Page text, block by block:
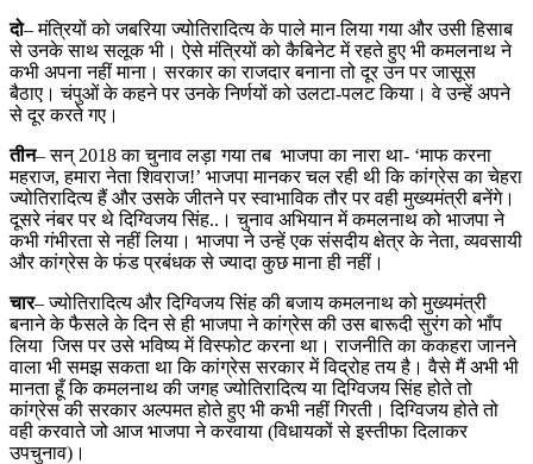
दो– मंत्रियों को जबरिया ज्योतिरादित्य के पाले मान लिया गया और उसी हिसाब
से उनके साथ सलूक भी। ऐसे मंत्रियों को कैबिनेट में रहते हुए भी कमलनाथ ने
कभी अपना नहीं माना। सरकार का राजदार बनाना तो दूर उन पर जासूस
बैठाए। चंपुओं के कहने पर उनके निर्णयों को उलटा-पलट किया। वे उन्हें अपने
से दूर करते गए।
तीन– सन् 2018 का चुनाव लड़ा गया तब भाजपा का नारा था- ‘माफ करना
महराज, हमारा नेता शिवराज!’ भाजपा मानकर चल रही थी कि कांग्रेस का चेहरा
ज्योतिरादित्य हैं और उसके जीतने पर स्वाभाविक तौर पर वही मुख्यमंत्री बनेंगे।
दूसरे नंबर पर थे दिग्विजय सिंह..। चुनाव अभियान में कमलनाथ को भाजपा ने
कभी गंभीरता से नहीं लिया। भाजपा ने उन्हें एक संसदीय क्षेत्र के नेता, व्यवसायी
और कांग्रेस के फंड प्रबंधक से ज्यादा कुछ माना ही नहीं।
चार– ज्योतिरादित्य और दिग्विजय सिंह की बजाय कमलनाथ को मुख्यमंत्री
बनाने के फैसले के दिन से ही भाजपा ने कांग्रेस की उस बारूदी सुरंग को भाँप
लिया जिस पर उसे भविष्य में विस्फोट करना था। राजनीति का ककहरा जानने
वाला भी समझ सकता था कि कांग्रेस सरकार में विद्रोह तय है। वैसे मैं अभी भी
मानता हूँ कि कमलनाथ की जगह ज्योतिरादित्य या दिग्विजय सिंह होते तो
कांग्रेस की सरकार अल्पमत होते हुए भी कभी नहीं गिरती। दिग्विजय होते तो
वही करवाते जो आज भाजपा ने करवाया (विधायकों से इस्तीफा दिलाकर
उपचुनाव)।